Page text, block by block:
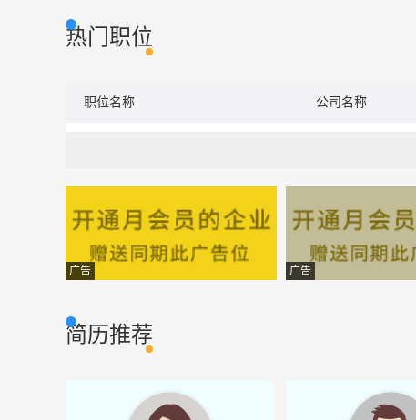
热门职位
职位名称 公司名称
广告 广告
简历推荐